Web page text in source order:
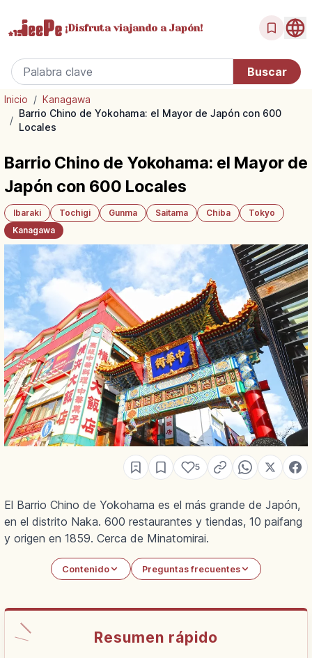
¡Disfrutaviajando a Japón!
Inicio / Kanagawa
/
Barrio Chino de Yokohama: el Mayor de Japón con 600
Locales
Barrio Chino de Yokohama: el Mayor de
Japón con 600 Locales
Ibaraki Tochigi Gunma Saitama Chiba
Tokyo
Kanagawa
5
El Barrio Chino de Yokohama es el más grande de Japón,
en el distrito Naka. 600 restaurantes y tiendas, 10 paifang
y origen en 1859. Cerca de Minatomirai.
Contenido Preguntas frecuentes
Resumen rápido